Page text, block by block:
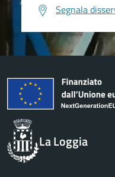
Segnala
La Loggia